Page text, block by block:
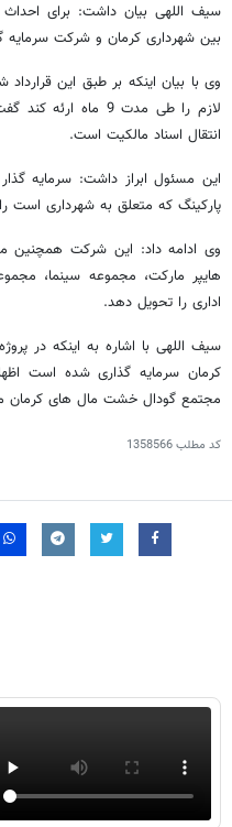
بین شهرداری کرمان و شرکت
وی با بیان اینکه بر طبق این
لازم را طی مدت 9
انتقال اسناد مالکیت است.
این مسئول ابراز داشت: سرمایه
پارکینگ که متعلق به شهرداری است
هایپر مارکت، مجموعه سینما،
اداری را تحویل دهد.
کرمان سرمایه گذاری شده است
مجتمع گودال خشت مال های کرمان
کد مطلب1358566